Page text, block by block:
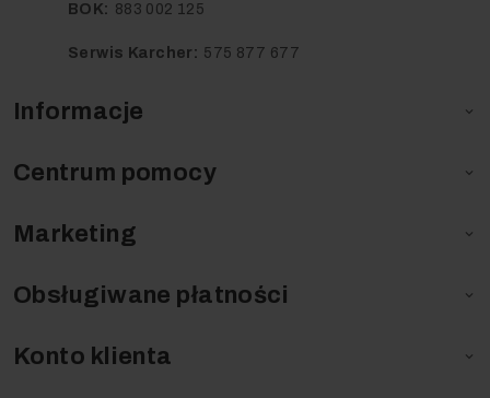
Informacje 
Centrum pomocy 
Marketing 
Obsługiwane płatności 
Konto klienta 
BOK: 883 002 125
Serwis Karcher: 575 877 677